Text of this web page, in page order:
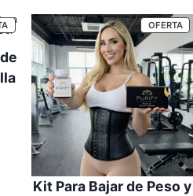
PRODUCTO
EN
OFERTA
OFERTA
EN
Kit Para Bajar de Peso y